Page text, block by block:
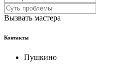
Вызвать мастера
Контакты
Пушкино